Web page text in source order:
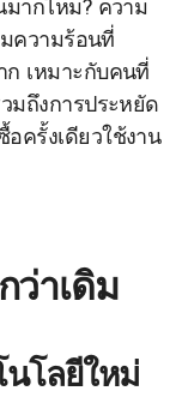
ากไหม? ความ
ความร้อนที่
เหมาะกับคนที่
ถึงการประหยัด
ครั้งเดียวใช้งาน
ว่าเดิม
นโลยีใหม่